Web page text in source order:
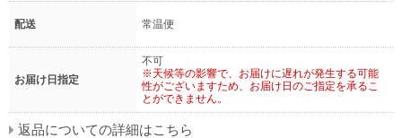
配送 常温便
お届け日指定
不可
※天候等の影響で、お届けに遅れが発生する可能
性がございますため、お届け日のご指定を承るこ
とができません。
返品についての詳細はこちら